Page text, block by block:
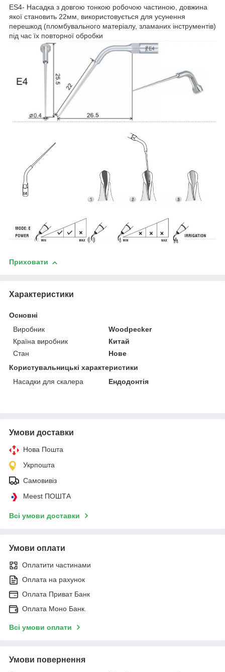
ES4- Насадка з довгою тонкою робочою частиною, довжина
якої становить 22мм, використовується для усунення
перешкод (пломбувального матеріалу, зламаних інструментів)
під час їх повторної обробки
Приховати
Характеристики
Основні
Виробник
Woodpecker
Країна виробник
Китай
Стан
Нове
Користувальницькі характеристики
Насадки для скалера
Ендодонтія
Умови доставки
Нова Пошта
Укрпошта
Самовивіз
Meest ПОШТА
Всі умови доставки
Умови оплати
Оплатити частинами
Оплата на рахунок
Оплата Приват Банк
Оплата Моно Банк.
Всі умови оплати
Умови повернення